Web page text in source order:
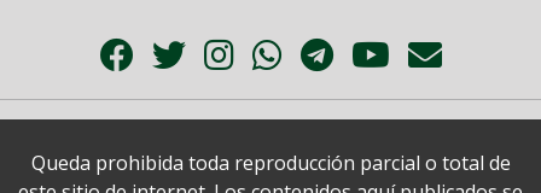
Queda prohibida toda reproducción parcial o total de